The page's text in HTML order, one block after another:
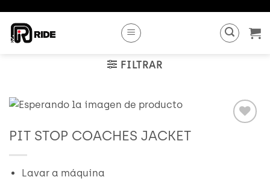
contenido
FILTRAR
PIT STOP COACHES JACKET
Lavar a máquina